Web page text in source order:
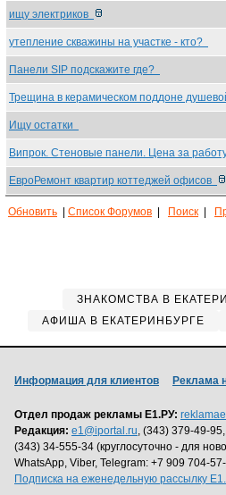
ищу электриков
утепление скважины на участке - кто?
Панели SIP подскажите где?
Трещина в керамическом поддоне
Ищу остатки
Випрок. Стеновые панели. Цена за
ЕвроРемонт квартир коттеджей офисов
Обновить Список Форумов Поиск
ЗНАКОМСТВА В
АФИША В ЕКАТЕРИНБУРГЕ
Информация для клиентов Реклама
Отдел продаж рекламы Е1.РУ:
Редакция: e1@iportal.ru, (343) 379-49-95,
(343) 34-555-34 (круглосуточно - для
WhatsApp, Viber, Telegram: +7 909 704-
Подписка на еженедельную рассылку